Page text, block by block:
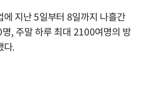
에 지난 5일부터 8일까지 나흘간
, 주말 하루 최대 2100여명의 방
다.